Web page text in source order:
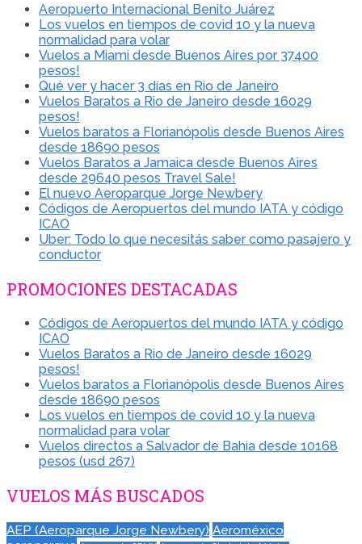
Aeropuerto Internacional Benito Juárez
Los vuelos en tiempos de covid 10 y la nueva
normalidad para volar
Vuelos a Miami desde Buenos Aires por 37400
pesos!
Qué ver y hacer 3 días en Rio de Janeiro
Vuelos Baratos a Rio de Janeiro desde 16029
pesos!
Vuelos baratos a Florianópolis desde Buenos Aires
desde 18690 pesos
Vuelos Baratos a Jamaica desde Buenos Aires
desde 29640 pesos Travel Sale!
El nuevo Aeroparque Jorge Newbery
Códigos de Aeropuertos del mundo IATA y código
ICAO
Uber: Todo lo que necesitás saber como pasajero y
conductor
PROMOCIONES DESTACADAS
Códigos de Aeropuertos del mundo IATA y código
ICAO
Vuelos Baratos a Rio de Janeiro desde 16029
pesos!
Vuelos baratos a Florianópolis desde Buenos Aires
desde 18690 pesos
Los vuelos en tiempos de covid 10 y la nueva
normalidad para volar
Vuelos directos a Salvador de Bahia desde 10168
pesos (usd 267)
VUELOS MÁS BUSCADOS
AEP (Aeroparque Jorge Newbery) Aeroméxico